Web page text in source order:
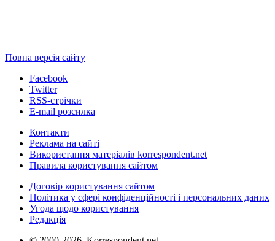
Повна версія сайту
Facebook
Twitter
RSS-стрічки
E-mail розсилка
Контакти
Реклама на сайті
Використання матеріалів korrespondent.net
Правила користування сайтом
Договір користування сайтом
Політика у сфері конфіденційності і персональних даних
Угода щодо користування
Редакція